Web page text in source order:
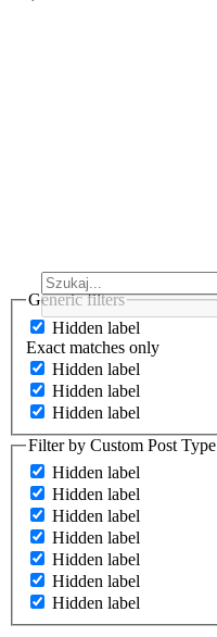
Generic filters
Hidden label
Exact matches only
Hidden label
Hidden label
Hidden label
Filter by Custom Post Type
Hidden label
Hidden label
Hidden label
Hidden label
Hidden label
Hidden label
Hidden label